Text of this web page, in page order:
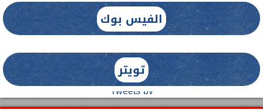
الفيس بوك
تويتر
Tweets by